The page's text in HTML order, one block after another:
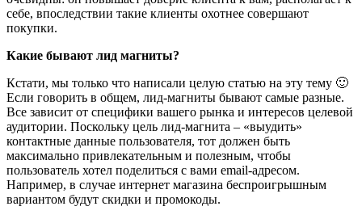
себе, впоследствии такие клиенты охотнее совершают
покупки.
Какие бывают лид магниты?
Кстати, мы только что написали целую статью на эту тему 🙂
Если говорить в общем, лид-магниты бывают самые разные.
Все зависит от специфики вашего рынка и интересов целевой
аудитории. Поскольку цель лид-магнита – «выудить»
контактные данные пользователя, тот должен быть
максимально привлекательным и полезным, чтобы
пользователь хотел поделиться с вами email-адресом.
Например, в случае интернет магазина беспроигрышным
вариантом будут скидки и промокоды.